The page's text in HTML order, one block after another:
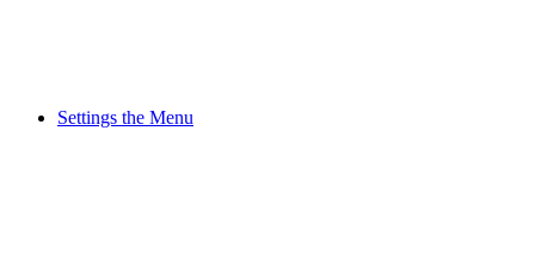
Settings the Menu